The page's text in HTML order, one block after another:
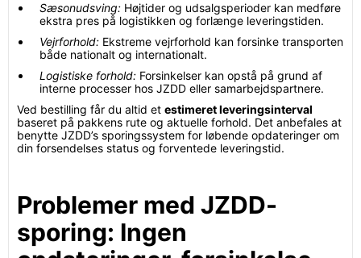
Sæsonudsving: Højtider og udsalgsperioder kan medføre
ekstra pres på logistikken og forlænge leveringstiden.
Vejrforhold: Ekstreme vejrforhold kan forsinke transporten
både nationalt og internationalt.
Logistiske forhold: Forsinkelser kan opstå på grund af
interne processer hos JZDD eller samarbejdspartnere.
Ved bestilling får du altid et estimeret leveringsinterval
baseret på pakkens rute og aktuelle forhold. Det anbefales at
benytte JZDD’s sporingssystem for løbende opdateringer om
din forsendelses status og forventede leveringstid.
Problemer med JZDD-
sporing: Ingen